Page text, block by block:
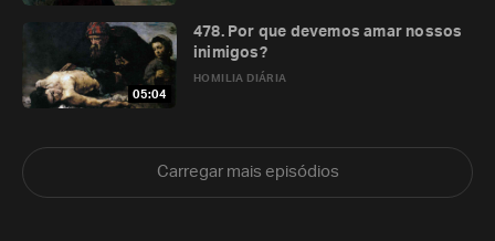
05:04
HOMILIA DIÁRIA
478. Por que devemos amar nossos
inimigos?
Carregar mais episódios